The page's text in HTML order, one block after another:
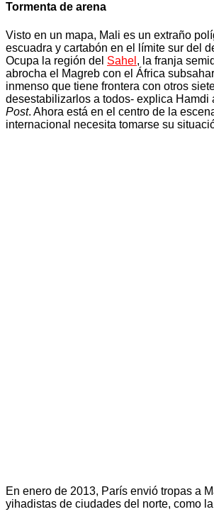
Tormenta de arena
Visto en un mapa, Mali es un extraño
escuadra y cartabón en el límite sur del
Ocupa la región del Sahel , la franja
abrocha el Magreb con el África
inmenso que tiene frontera con otros
desestabilizarlos a todos- explica Hamdi
Post. Ahora está en el centro de la
internacional necesita tomarse su
En enero de 2013, París envió tropas a
yihadistas de ciudades del norte, como